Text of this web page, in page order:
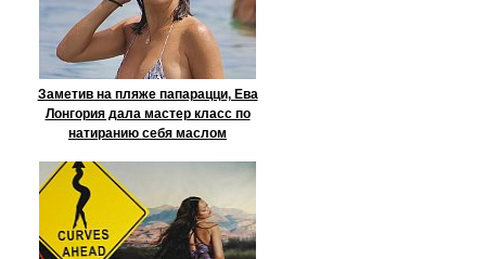
Заметив на пляже папарацци, Ева
Лонгория дала мастер класс по
натиранию себя маслом